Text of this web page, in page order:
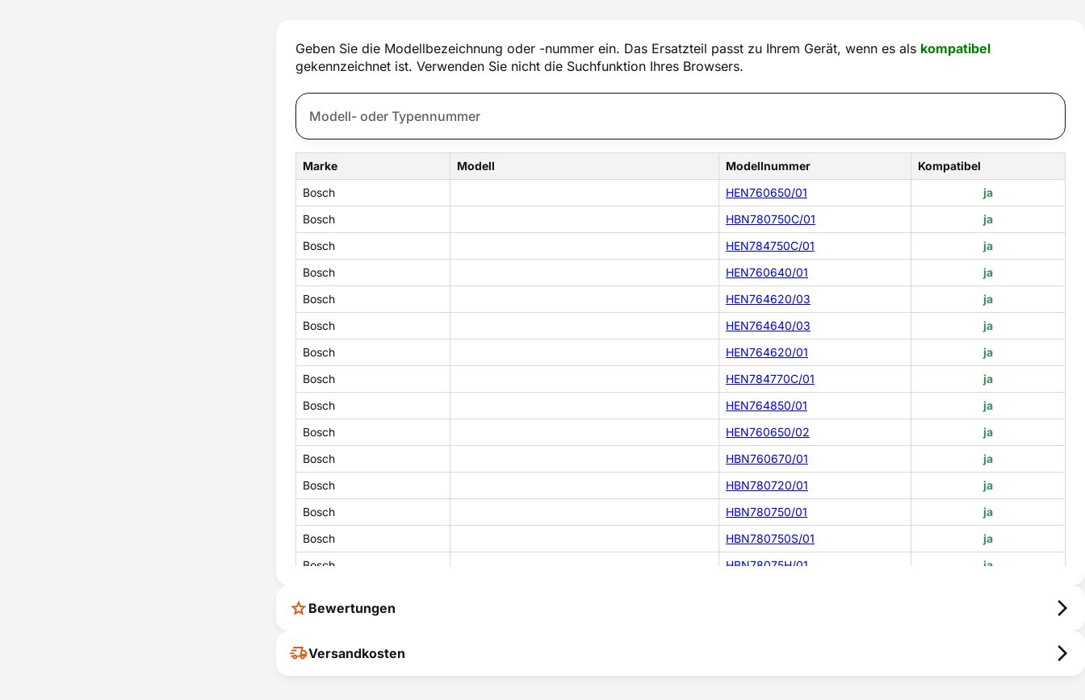
Geben Sie die Modellbezeichnung oder -nummer ein. Das Ersatzteil passt zu Ihrem Gerät, wenn es als kompatibel
gekennzeichnet ist. Verwenden Sie nicht die Suchfunktion Ihres Browsers.
Marke Modell Modellnummer
Kompatibel
Bosch
HEN760650/01
ja
Bosch
HBN780750C/01
ja
Bosch
HEN784750C/01
ja
Bosch
HEN760640/01
ja
Bosch
HEN764620/03
ja
Bosch
HEN764640/03
ja
Bosch
HEN764620/01
ja
Bosch
HEN784770C/01
ja
Bosch
HEN764850/01
ja
Bosch
HEN760650/02
ja
Bosch
HBN760670/01
ja
Bosch
HBN780720/01
ja
Bosch
HBN780750/01
ja
Bosch
HBN780750S/01
ja
Bosch
HBN78075H/01
ja
Bosch
Bosch
Bewertungen
Ihr Feedback hilft uns, uns ständig zu
Versandkosten